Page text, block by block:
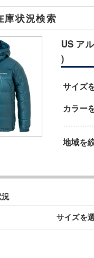
庫状況検索
US ア
)
サイズ
カラー
地域を
況
サイズを